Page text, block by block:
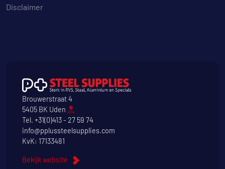
Disclaimer
Brouwerstraat 4
5405 BK Uden
Tel. +31(0)413 - 27 59 74
info@pplussteelsupplies.com
KvK: 17133481
Bekijk website